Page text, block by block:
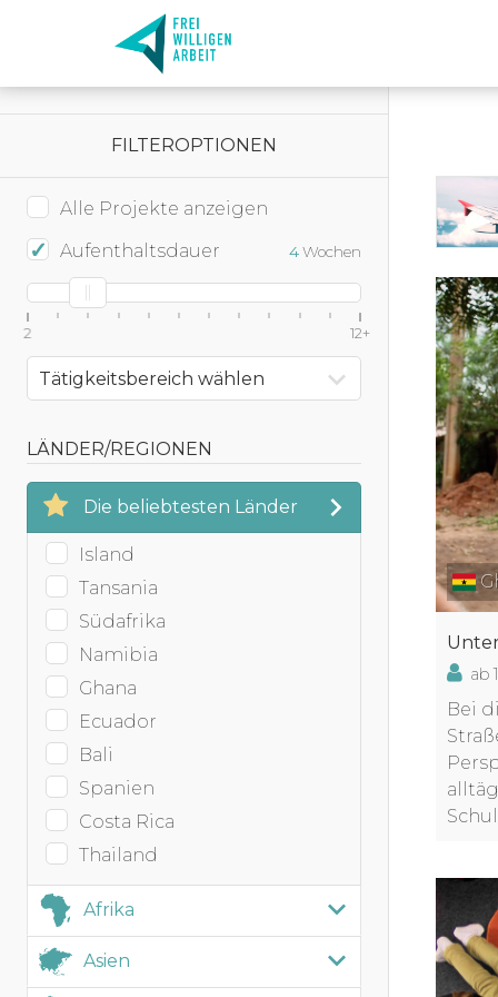
FILTEROPTIONEN
Alle Projekte anzeigen
Aufenthaltsdauer
4Wochen
2 12+
Tätigkeitsbereich wählen
LÄNDER/REGIONEN
Die beliebtesten Länder
Island
Tansania
Südafrika
Namibia
Ghana
Ecuador
Bali
Spanien
Costa Rica
Thailand
Afrika
Afrika
Botswana
Asien
ab
Bei